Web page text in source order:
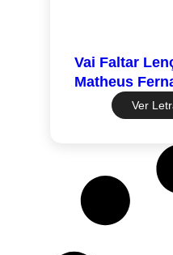
Vai Faltar
Matheus
Ver